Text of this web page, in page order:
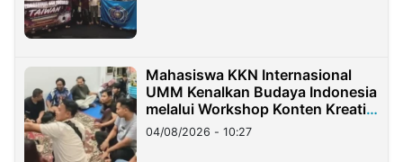
Mahasiswa KKN Internasional
UMM Kenalkan Budaya Indonesia
melalui Workshop Konten Kreatif
di Taiwan
04/08/2026 - 10:27